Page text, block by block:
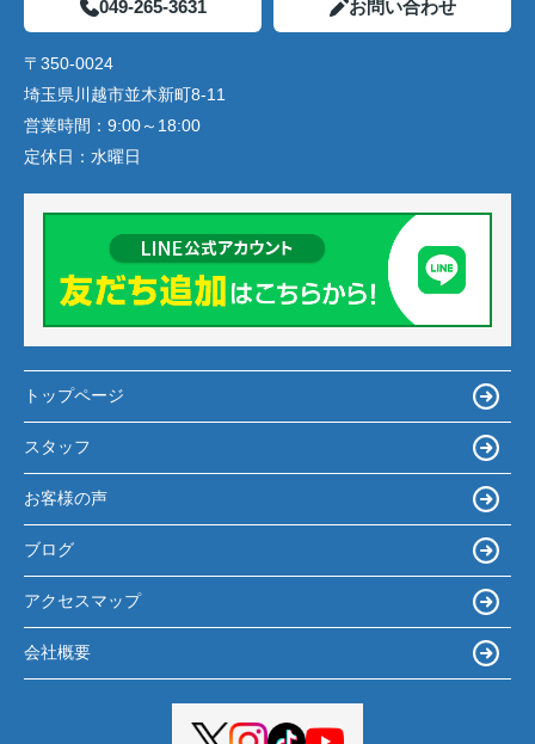
049-265-3631 お問い合わせ
〒350-0024
埼玉県川越市並木新町8-11
営業時間： 9:00～18:00
定休日： 水曜日
トップページ
スタッフ
お客様の声
ブログ
アクセスマップ
会社概要